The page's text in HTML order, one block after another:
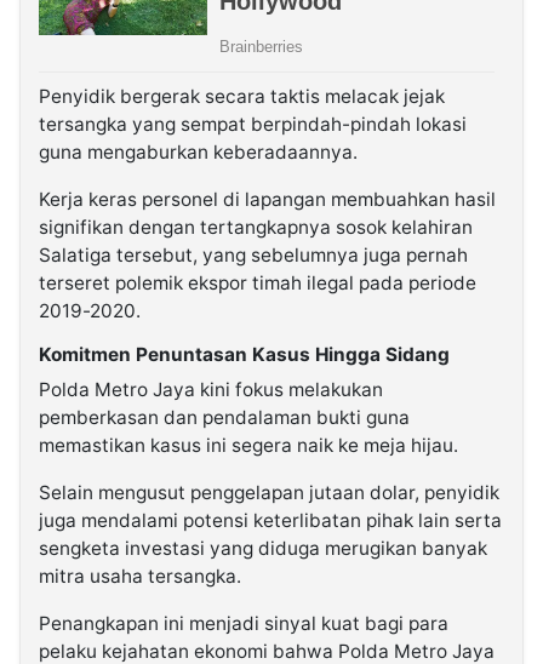
Penyidik bergerak secara taktis melacak jejak
tersangka yang sempat berpindah-pindah lokasi
guna mengaburkan keberadaannya.
Kerja keras personel di lapangan membuahkan hasil
signifikan dengan tertangkapnya sosok kelahiran
Salatiga tersebut, yang sebelumnya juga pernah
terseret polemik ekspor timah ilegal pada periode
2019-2020.
Komitmen Penuntasan Kasus Hingga Sidang
Polda Metro Jaya kini fokus melakukan
pemberkasan dan pendalaman bukti guna
memastikan kasus ini segera naik ke meja hijau.
Selain mengusut penggelapan jutaan dolar, penyidik
juga mendalami potensi keterlibatan pihak lain serta
sengketa investasi yang diduga merugikan banyak
mitra usaha tersangka.
Penangkapan ini menjadi sinyal kuat bagi para
pelaku kejahatan ekonomi bahwa Polda Metro Jaya